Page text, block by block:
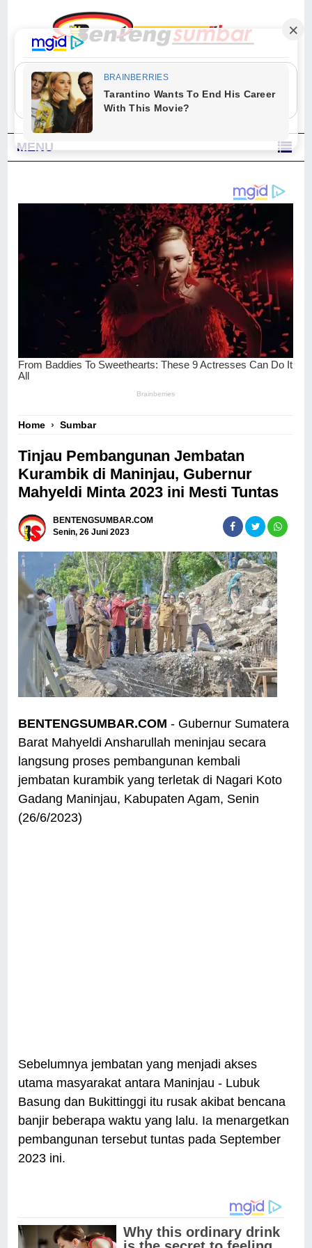
"Sesungguhnya Allah dan para malaikat-Nya berselawat untuk Nabi.
Wahai orang-orang yang beriman, berselawatlah kamu untuk Nabi dan
ucapkanlah salam dengan penuh penghormatan kepadanya." (Qs. Al
Ahzab Ayat 56)
MENU
Home ›Sumbar
Tinjau Pembangunan Jembatan
Kurambik di Maninjau, Gubernur
Mahyeldi Minta 2023 ini Mesti Tuntas
BENTENGSUMBAR.COM
Senin, 26 Juni 2023
BENTENGSUMBAR.COM - Gubernur Sumatera
Barat Mahyeldi Ansharullah meninjau secara
langsung proses pembangunan kembali
jembatan kurambik yang terletak di Nagari Koto
Gadang Maninjau, Kabupaten Agam, Senin
(26/6/2023)
Sebelumnya jembatan yang menjadi akses
utama masyarakat antara Maninjau - Lubuk
Basung dan Bukittinggi itu rusak akibat bencana
banjir beberapa waktu yang lalu. Ia menargetkan
pembangunan tersebut tuntas pada September
2023 ini.